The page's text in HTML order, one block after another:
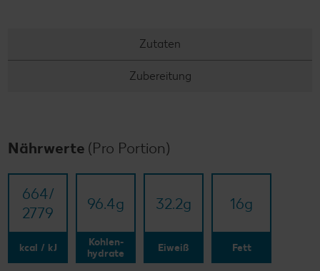
Zutaten
Zubereitung
Nährwerte (Pro Portion)
664/​
2779
kcal / kJ
96.4g
Kohlen-
hydrate
32.2g
Eiweiß
16g
Fett